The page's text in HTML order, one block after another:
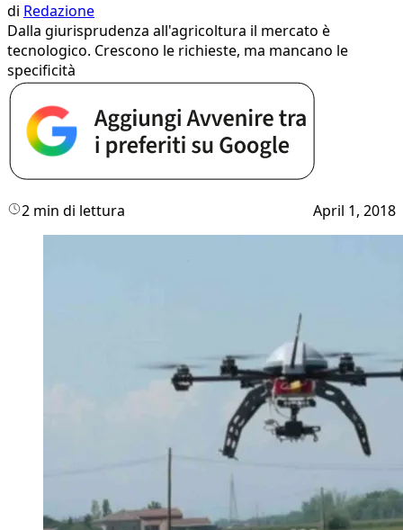
di Redazione
Dalla giurisprudenza all'agricoltura il mercato è
tecnologico. Crescono le richieste, ma mancano le
specificità
2 min di lettura April 1, 2018